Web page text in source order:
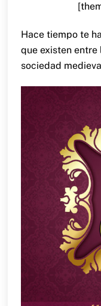
Hace tiempo te
que existen entre
sociedad